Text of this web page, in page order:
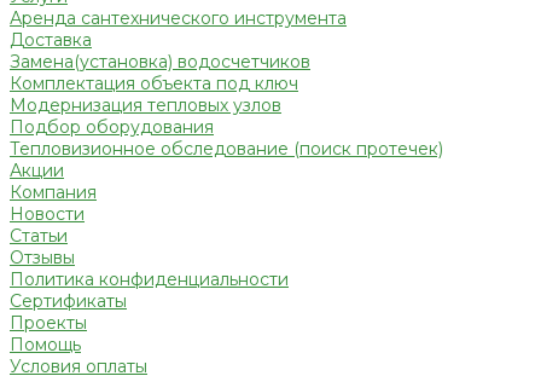
Аренда сантехнического инструмента
Доставка
Замена(установка) водосчетчиков
Комплектация объекта под ключ
Модернизация тепловых узлов
Подбор оборудования
Тепловизионное обследование (поиск протечек)
Акции
Компания
Новости
Статьи
Отзывы
Политика конфиденциальности
Сертификаты
Проекты
Помощь
Условия оплаты